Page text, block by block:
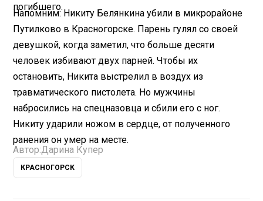
погибшего.
Напомним: Никиту Белянкина убили в микрорайоне
Путилково в Красногорске. Парень гулял со своей
девушкой, когда заметил, что больше десяти
человек избивают двух парней. Чтобы их
остановить, Никита выстрелил в воздух из
травматического пистолета. Но мужчины
набросились на спецназовца и сбили его с ног.
Никиту ударили ножом в сердце, от полученного
ранения он умер на месте.
Автор:Дарина Купер
КРАСНОГОРСК